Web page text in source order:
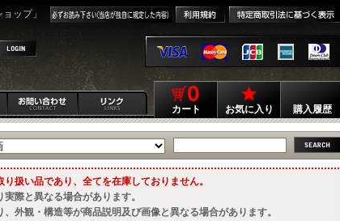
ップ」
0
カート お気に入り 購入履歴
扱い品であり、全てを在庫しておりません。
際と異なる場合があります。
外観・構造等が商品説明及び画像と異なる場合があります。